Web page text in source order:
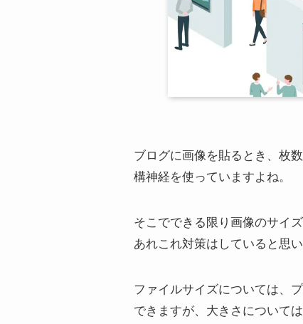
ブログに画像を貼るとき、枚
構神経を使っていますよね。
そこでできる限り画像のサイ
あれこれ対策はしていると思い
ファイルサイズについては、
できますが、大きさについて